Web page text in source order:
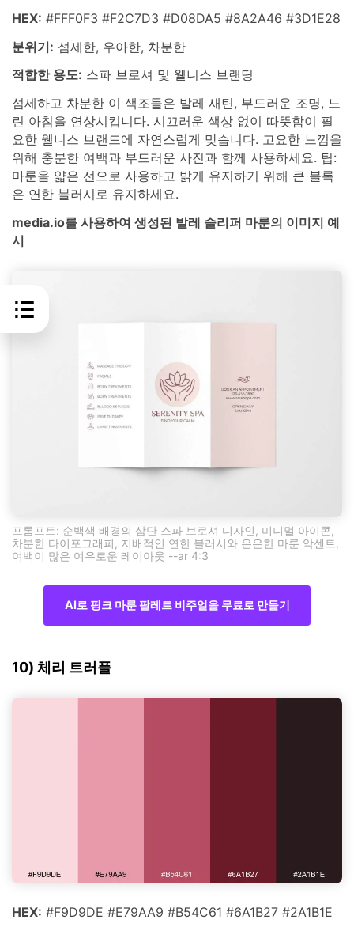
HEX: #FFF0F3 #F2C7D3 #D08DA5 #8A2A46 #3D1E28
분위기: 섬세한, 우아한, 차분한
적합한 용도: 스파 브로셔 및 웰니스 브랜딩
섬세하고 차분한 이 색조들은 발레 새틴, 부드러운 조명, 느
린 아침을 연상시킵니다. 시끄러운 색상 없이 따뜻함이 필
요한 웰니스 브랜드에 자연스럽게 맞습니다. 고요한 느낌을
위해 충분한 여백과 부드러운 사진과 함께 사용하세요. 팁:
마룬을 얇은 선으로 사용하고 밝게 유지하기 위해 큰 블록
은 연한 블러시로 유지하세요.
media.io를 사용하여 생성된 발레 슬리퍼 마룬의 이미지 예
시
프롬프트: 순백색 배경의 삼단 스파 브로셔 디자인, 미니멀 아이콘,
차분한 타이포그래피, 지배적인 연한 블러시와 은은한 마룬 악센트,
여백이 많은 여유로운 레이아웃 --ar 4:3
AI로 핑크 마룬 팔레트 비주얼을 무료로 만들기
10) 체리 트러플
HEX: #F9D9DE #E79AA9 #B54C61 #6A1B27 #2A1B1E